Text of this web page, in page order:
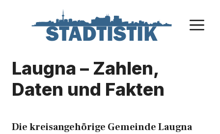
Laugna – Zahlen,
Daten und Fakten
Die kreisangehörige Gemeinde Laugna